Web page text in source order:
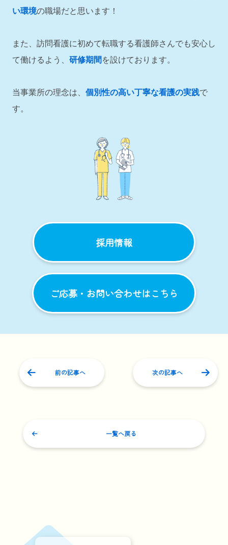
い環境の職場だと思います！
また、訪問看護に初めて転職する看護師さんでも安心し
て働けるよう、 研修期間 を設けております。
当事業所の理念は、 個別性の高い丁寧な看護の実践で
す。
採用情報
ご応募・お問い合わせはこちら
前の記事へ 次の記事へ
一覧へ戻る